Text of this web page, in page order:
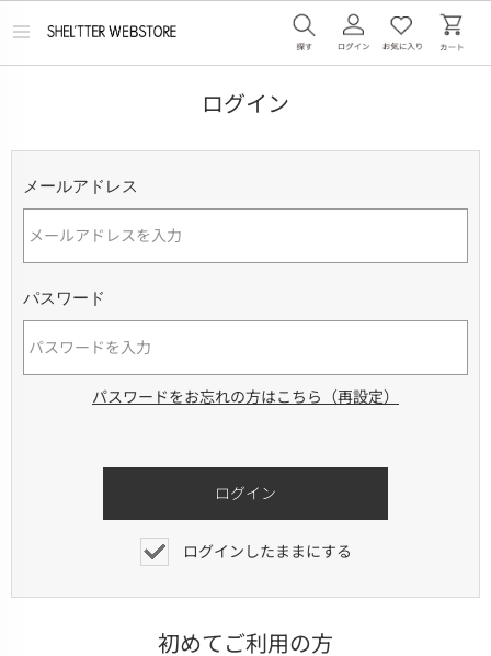
メ
ログイン
メールアドレス
パスワード
パスワードをお忘れの方はこちら（再設定）
ログインしたままにする
初めてご利用の方